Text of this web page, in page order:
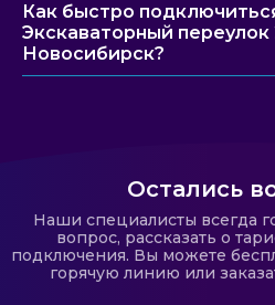
Как быстро
Экскаваторный переулок
Новосибирск?
Остались
Наши специалисты всегда
вопрос, рассказать о
подключения. Вы можете
горячую линию или